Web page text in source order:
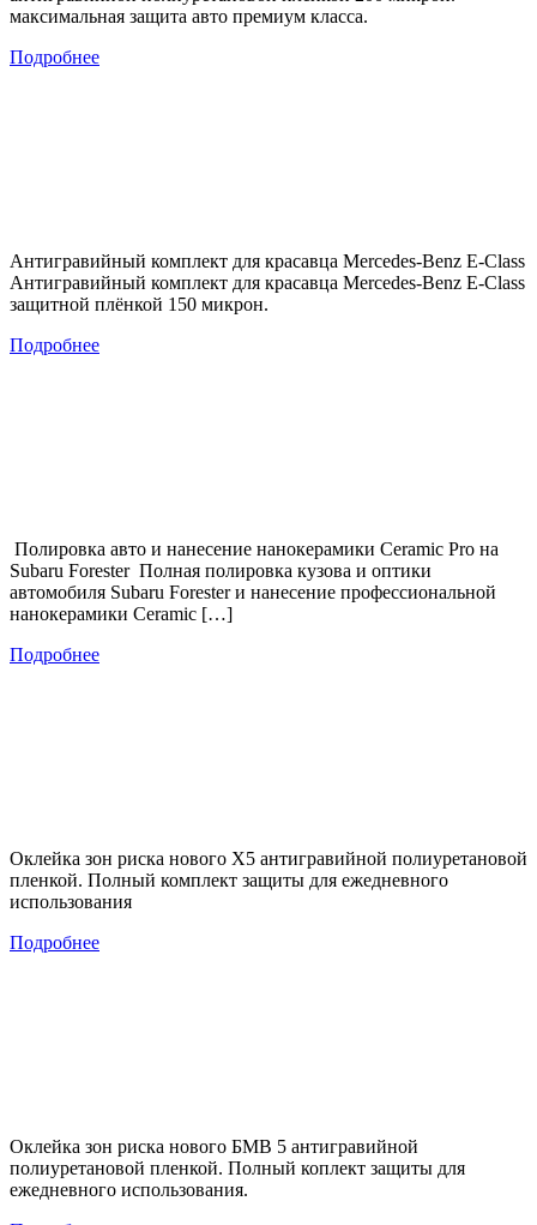
максимальная защита авто премиум класса.
Подробнее
Антигравийный комплект для красавца Mercedes-Benz E-Class
Антигравийный комплект для красавца Mercedes-Benz E-Class
защитной плёнкой 150 микрон.
Подробнее
Полировка авто и нанесение нанокерамики Ceramic Pro на
Subaru Forester Полная полировка кузова и оптики
автомобиля Subaru Forester и нанесение профессиональной
нанокерамики Ceramic […]
Подробнее
Оклейка зон риска нового Х5 антигравийной полиуретановой
пленкой. Полный комплект защиты для ежедневного
использования
Подробнее
Оклейка зон риска нового БМВ 5 антигравийной
полиуретановой пленкой. Полный коплект защиты для
ежедневного использования.